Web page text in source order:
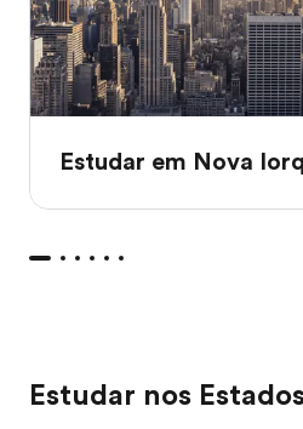
Estudar em Nova
Estudar nos